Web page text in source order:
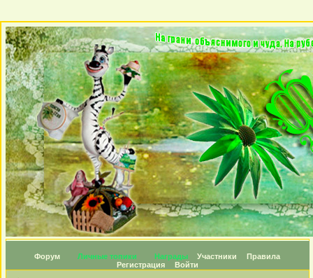
Форум Личные топики Награды Участники
Правила
Регистрация
Войти